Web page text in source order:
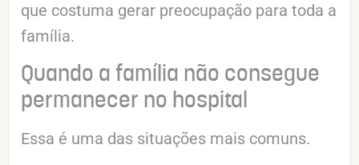
que costuma gerar preocupação para toda a
família.
Quando a família não consegue
permanecer no hospital
Essa é uma das situações mais comuns.